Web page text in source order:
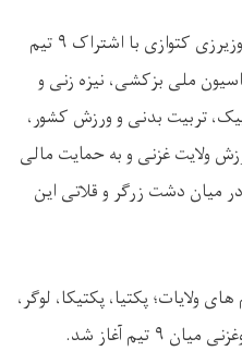
رقابت های ملی نیزه زنی میرویس وزیرزی کتوازی با اشتراک ۹ تیم
ملی بزکشی، نیزه زنی و
تربیت بدنی و ورزش کشور،
ولایت غزنی و به حمایت مالی
میان دشت زرگر و قلاتی این
ولایات؛ پکتيا، پکتيکا، لوگر،
آغاز شد.